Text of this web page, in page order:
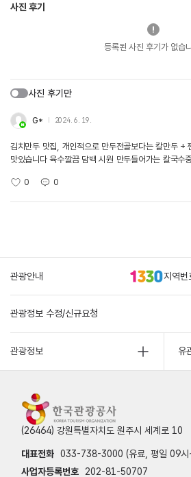
사진 후기
등록된 사진 후기가 없습
사진 후기만
G* 2024. 6. 19.
김치만두 맛집, 개인적으로 만두전골보다는 칼만두 +
맛있습니다 육수깔끔 담백 시원 만두들어가는 칼국수
0 0
관광안내 지역번
관광정보 수정/신규요청
관광정보 유
(26464) 강원특별자치도 원주시 세계로 10
대표전화 033-738-3000 (유료, 평일 09시
사업자등록번호
202-81-50707